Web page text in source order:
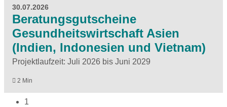
30.07.2026
Beratungsgutscheine
Gesundheitswirtschaft Asien
(Indien, Indonesien und Vietnam)
Projektlaufzeit: Juli 2026 bis Juni 2029
2 Min
1